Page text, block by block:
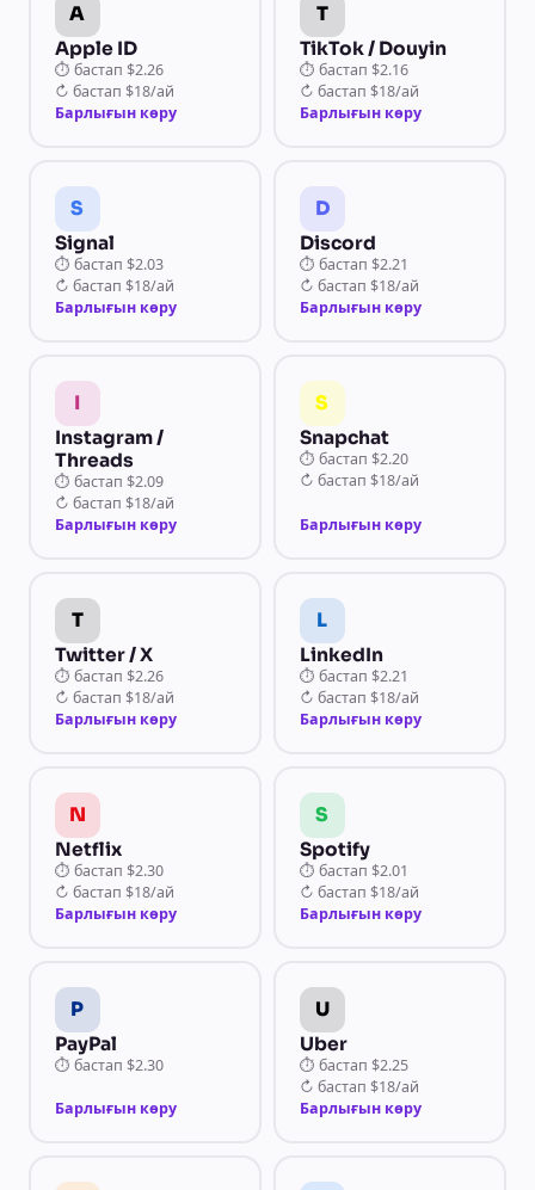
A
Apple ID
⏱ бастап $2.26
↻ бастап $18/ай
Барлығын көру
T
TikTok / Douyin
⏱ бастап $2.16
↻ бастап $18/ай
Барлығын көру
S
Signal
⏱ бастап $2.03
↻ бастап $18/ай
Барлығын көру
D
Discord
⏱ бастап $2.21
↻ бастап $18/ай
Барлығын көру
I
Instagram /
Threads
⏱ бастап $2.09
↻ бастап $18/ай
Барлығын көру
S
Snapchat
⏱ бастап $2.20
↻ бастап $18/ай
Барлығын көру
T
Twitter / X
⏱ бастап $2.26
↻ бастап $18/ай
Барлығын көру
L
LinkedIn
⏱ бастап $2.21
↻ бастап $18/ай
Барлығын көру
N
Netflix
⏱ бастап $2.30
↻ бастап $18/ай
Барлығын көру
S
Spotify
⏱ бастап $2.01
↻ бастап $18/ай
Барлығын көру
P
PayPal
⏱ бастап $2.30
Барлығын көру
U
Uber
⏱ бастап $2.25
↻ бастап $18/ай
Барлығын көру